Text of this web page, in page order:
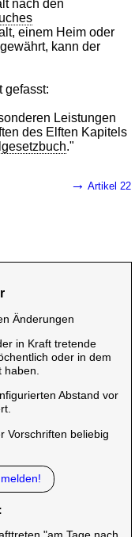
nach den
einem Heim oder
kann der
gefasst:
Leistungen
des Elften Kapitels
."
→ Artikel 22
Änderungen
in Kraft tretende
oder in dem
Abstand vor
Vorschriften beliebig